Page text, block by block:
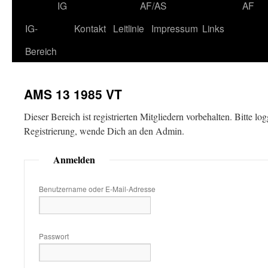
IG
AF/AS
AF
IG-
Bereich
Kontakt Leitlinie Impressum Links
AMS 13 1985 VT
Dieser Bereich ist registrierten Mitgliedern vorbehalten. Bitte
Registrierung, wende Dich an den Admin.
Anmelden
Benutzername oder E-Mail-Adresse
Passwort